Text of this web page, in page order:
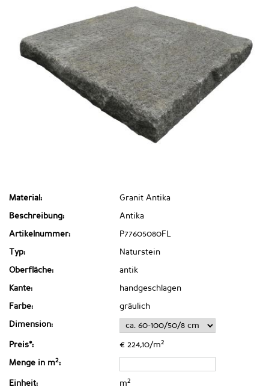
Material: Granit Antika
Beschreibung: Antika
Artikelnummer: P77605080FL
Typ: Naturstein
Oberfläche: antik
Kante: handgeschlagen
Farbe: gräulich
Dimension:
Preis*: € 224,10/m2
Menge in m2:
Einheit: m2